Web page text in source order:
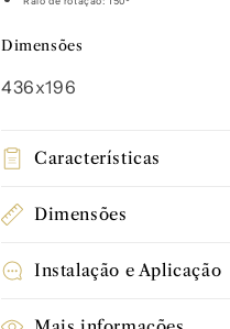
Dimensões
436x196
Características
Dimensões
Instalação e Aplicação